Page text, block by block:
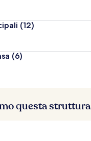
(12)
(6)
questa struttura